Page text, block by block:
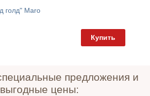
голд" Maro
Купить
предложения и
выгодные цены: